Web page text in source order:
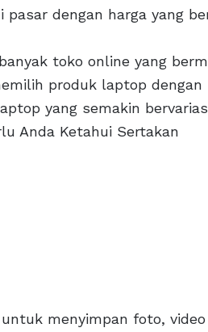
dengan harga yang
toko online yang
produk laptop dengan
yang semakin
Anda Ketahui Sertakan
menyimpan foto,